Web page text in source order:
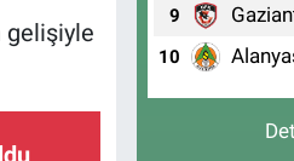
gelişiyle
9
10